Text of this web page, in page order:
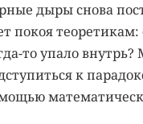
дыры снова
покоя
то упало
к